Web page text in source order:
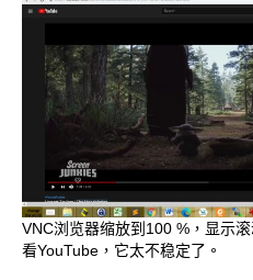
VNC浏览器缩放到100 %，显示
看YouTube，它太不稳定了。